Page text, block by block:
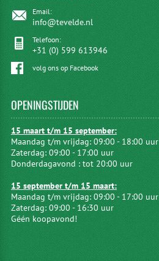
Email:
info@tevelde.nl
Telefoon:
+31 (0) 599 613946
volg ons op Facebook
OPENINGSTIJDEN
15 maart t/m 15 september:
Maandag t/m vrijdag: 09:00 - 18:00 uur
Zaterdag: 09:00 - 17:00 uur
Donderdagavond : tot 20:00 uur
15 september t/m 15 maart:
Maandag t/m vrijdag: 09:00 - 17:00 uur
Zaterdag: 09:00 - 16:30 uur
Géén koopavond!